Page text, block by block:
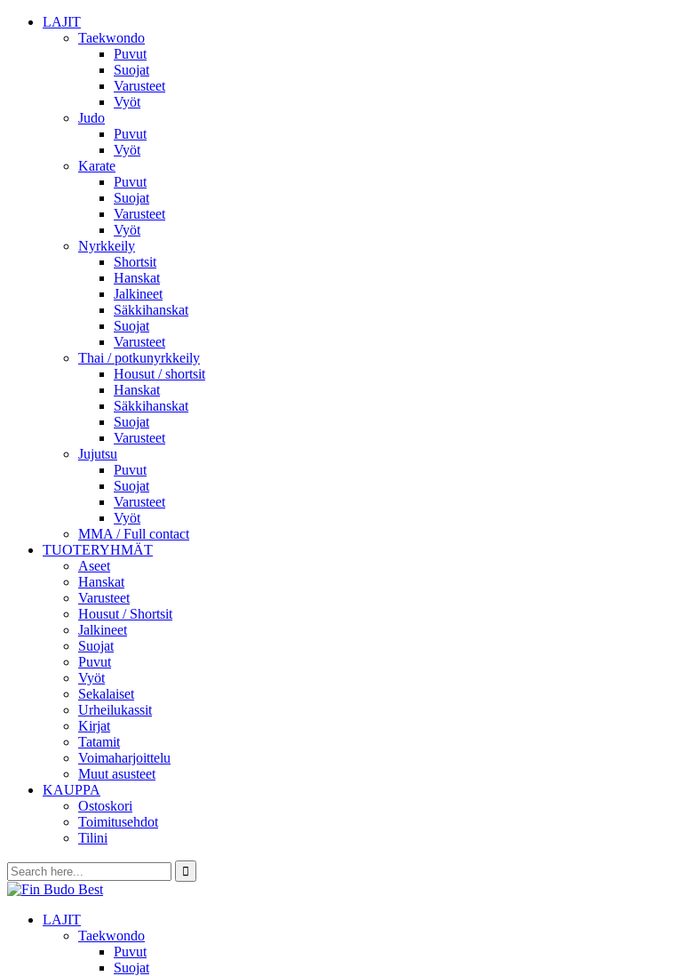
LAJIT
Taekwondo
Puvut
Suojat
Varusteet
Vyöt
Judo
Puvut
Vyöt
Karate
Puvut
Suojat
Varusteet
Vyöt
Nyrkkeily
Shortsit
Hanskat
Jalkineet
Säkkihanskat
Suojat
Varusteet
Thai / potkunyrkkeily
Housut / shortsit
Hanskat
Säkkihanskat
Suojat
Varusteet
Jujutsu
Puvut
Suojat
Varusteet
Vyöt
MMA / Full contact
TUOTERYHMÄT
Aseet
Hanskat
Varusteet
Housut / Shortsit
Jalkineet
Suojat
Puvut
Vyöt
Sekalaiset
Urheilukassit
Kirjat
Tatamit
Voimaharjoittelu
Muut asusteet
KAUPPA
Ostoskori
Toimitusehdot
Tilini
LAJIT
Taekwondo
Puvut
Suojat